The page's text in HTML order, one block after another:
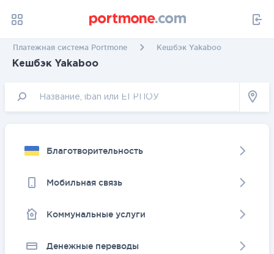
Платежная система Portmone Кешбэк Yakaboo
Кешбэк Yakaboo
Благотворительность
Мобильная связь
Коммунальные услуги
Денежные переводы